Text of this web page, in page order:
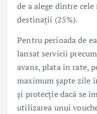
de a alege dintre
destinații (25%).
Pentru perioada de
lansat servicii
avans, plata în rate,
maximum șapte zile
și protecție dacă se
utilizarea unui